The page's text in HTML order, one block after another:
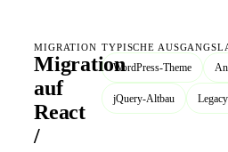
MIGRATION
Migration
auf
React
/
TYPISCHE
WordPress-Theme
jQuery-Altbau